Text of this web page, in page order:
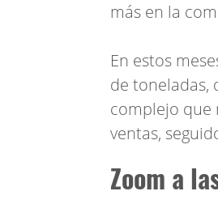
más en la
En estos
de toneladas,
complejo que
ventas,
Zoom a